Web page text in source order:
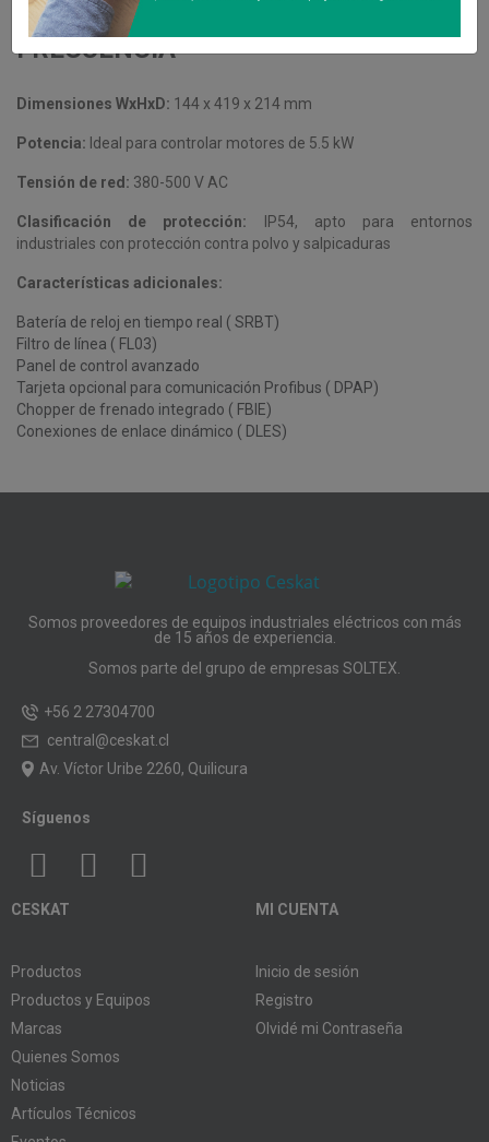
DESCRIPCIÓN DEL VARIADOR DE
FRECUENCIA
Dimensiones WxHxD: 144 x 419 x 214 mm
Potencia: Ideal para controlar motores de 5.5 kW
Tensión de red: 380-500 V AC
Clasificación de protección: IP54, apto para entornos
industriales con protección contra polvo y salpicaduras
Características adicionales:
Batería de reloj en tiempo real ( SRBT)
Filtro de línea ( FL03)
Panel de control avanzado
Tarjeta opcional para comunicación Profibus ( DPAP)
Chopper de frenado integrado ( FBIE)
Conexiones de enlace dinámico ( DLES)
Somos proveedores de equipos industriales eléctricos con más
de 15 años de experiencia.
Somos parte del grupo de empresas SOLTEX.
+56 2 27304700
central@ceskat.cl
Av. Víctor Uribe 2260, Quilicura
Síguenos
CESKAT
Productos
Productos y Equipos
Marcas
Quienes Somos
Noticias
Artículos Técnicos
MI CUENTA
Inicio de sesión
Registro
Olvidé mi Contraseña